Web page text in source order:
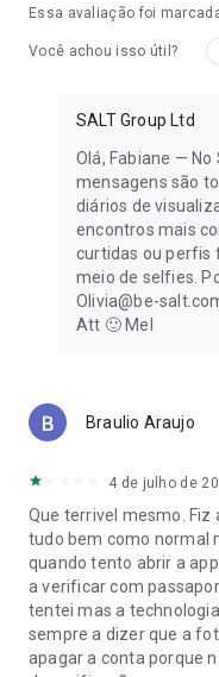
do SALT Premium. O
mensais, de 3 e 12
* O pagamento será
* Sua assinatura será
que a renovação
horas antes do fim do
* Sua conta será
antes do final do
* Você pode gerenciar
renovação automática,
Play Store.
SALT sem custo algum.
https://www.be-
Link dos Termos de Uso:
https://www.be-
Observação: Os
usar SALT
Essa avaliação foi
Você achou isso útil?
SALT Group Ltd
Olá, Fabiane — No
mensagens são
diários de
encontros mais
curtidas ou perfis
meio de selfies.
Olivia@be-
Att 🙂 Mel
Braulio Araujo
4 de julho de
Que terrivel mesmo.
tudo bem como normal
quando tento abrir a
a verificar com
tentei mas a
sempre a dizer que a
apagar a conta porque